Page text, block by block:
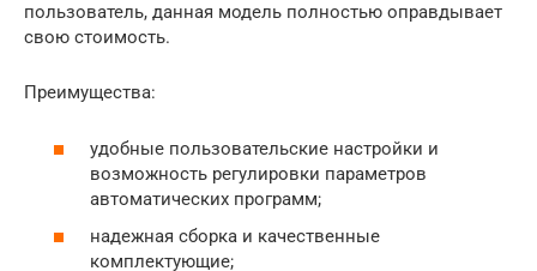
пользователь, данная модель полностью оправдывает
свою стоимость.
Преимущества:
удобные пользовательские настройки и
возможность регулировки параметров
автоматических программ;
надежная сборка и качественные
комплектующие;